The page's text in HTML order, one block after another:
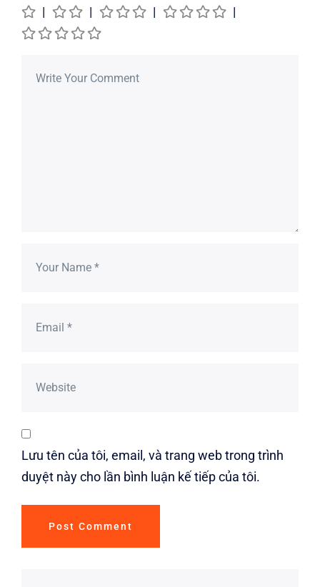
Lưu tên của tôi, email, và trang web trong trình
duyệt này cho lần bình luận kế tiếp của tôi.